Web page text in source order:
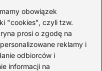
obowiązek
"cookies", czyli tzw.
prosi o zgodę na
reklamy i
odbiorców i
informacji na
o 1. wojnie
mało znane